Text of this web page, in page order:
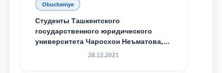
Obucheniye
Студенты Ташкентского
государственного юридического
университета Чаросхон Неъматова,
Севдо Хакимходжаева, Анбарой
28.12.2021